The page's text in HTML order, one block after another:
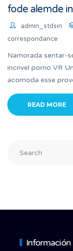
fode alemde
admin_stdsin
correspondance
Namorada sentar-
incrivel porno VR
acomoda esse
READ MORE